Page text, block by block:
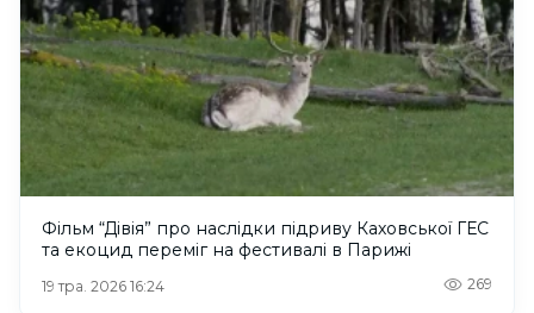
Фільм “Дівія” про наслідки підриву Каховської ГЕС
та екоцид переміг на фестивалі в Парижі
19 тра. 2026 16:24 269